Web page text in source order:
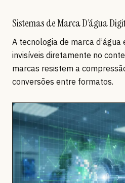
Sistemas de Marca D’água
A tecnologia de marca
invisíveis diretamente no
marcas resistem a
conversões entre formatos.